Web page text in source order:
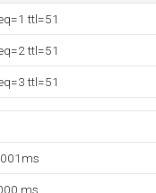
ttl=51
ttl=51
ttl=51
ms